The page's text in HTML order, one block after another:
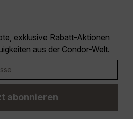
exklusive Rabatt-Aktionen
aus der Condor-Welt.
abonnieren